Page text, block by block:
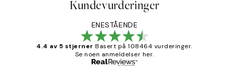
Kundevurderinger
ENESTÅENDE
4.4 av 5 stjerner Basert på 108464 vurderinger.
Se noen anmeldelser her.